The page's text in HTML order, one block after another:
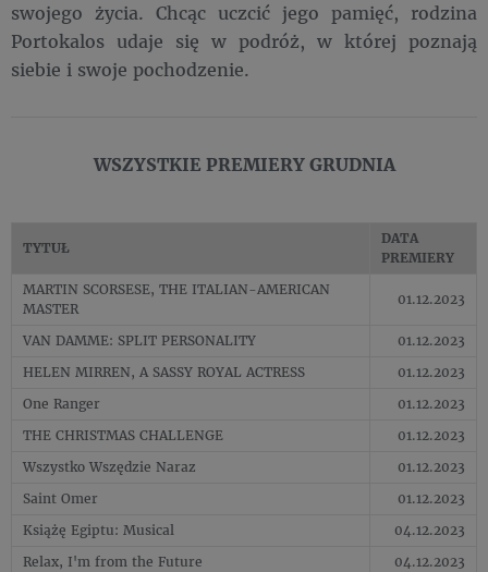
swojego życia. Chcąc uczcić jego pamięć, rodzina
Portokalos udaje się w podróż, w której poznają
siebie i swoje pochodzenie.
WSZYSTKIE PREMIERY ​GRUDNIA
TYTUŁ
DATA
PREMIERY
MARTIN SCORSESE, THE ITALIAN-AMERICAN
MASTER
01.12.2023
VAN DAMME: SPLIT PERSONALITY
01.12.2023
HELEN MIRREN, A SASSY ROYAL ACTRESS
01.12.2023
One Ranger
01.12.2023
THE CHRISTMAS CHALLENGE
01.12.2023
Wszystko Wszędzie Naraz
01.12.2023
Saint Omer
01.12.2023
Książę Egiptu: Musical
04.12.2023
Relax, I'm from the Future
04.12.2023